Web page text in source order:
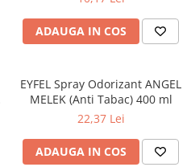
ADAUGA IN COS
EYFEL Spray Odorizant ANGEL
MELEK (Anti Tabac) 400 ml
22,37 Lei
ADAUGA IN COS